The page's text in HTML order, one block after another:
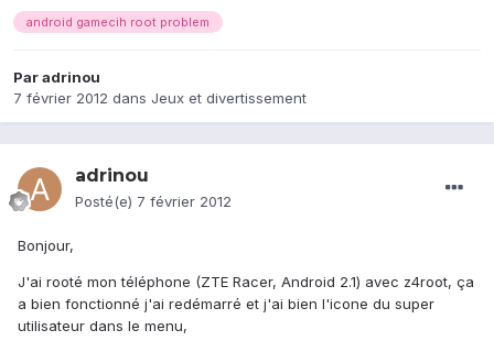
android gamecih root problem
Paradrinou
7 février 2012 dans Jeux et divertissement
adrinou
Posté(e) 7 février 2012
Bonjour,
J'ai rooté mon téléphone (ZTE Racer, Android 2.1) avec z4root, ça
a bien fonctionné j'ai redémarré et j'ai bien l'icone du super
utilisateur dans le menu,